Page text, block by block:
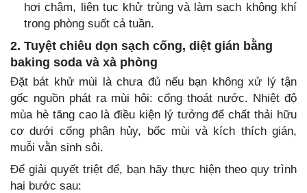
hơi chậm, liên tục khử trùng và làm sạch không khí
trong phòng suốt cả tuần.
2. Tuyệt chiêu dọn sạch cống, diệt gián bằng
baking soda và xà phòng
Đặt bát khử mùi là chưa đủ nếu bạn không xử lý tận
gốc nguồn phát ra mùi hôi: cống thoát nước. Nhiệt độ
mùa hè tăng cao là điều kiện lý tưởng để chất thải hữu
cơ dưới cống phân hủy, bốc mùi và kích thích gián,
muỗi vằn sinh sôi.
Để giải quyết triệt để, bạn hãy thực hiện theo quy trình
hai bước sau: